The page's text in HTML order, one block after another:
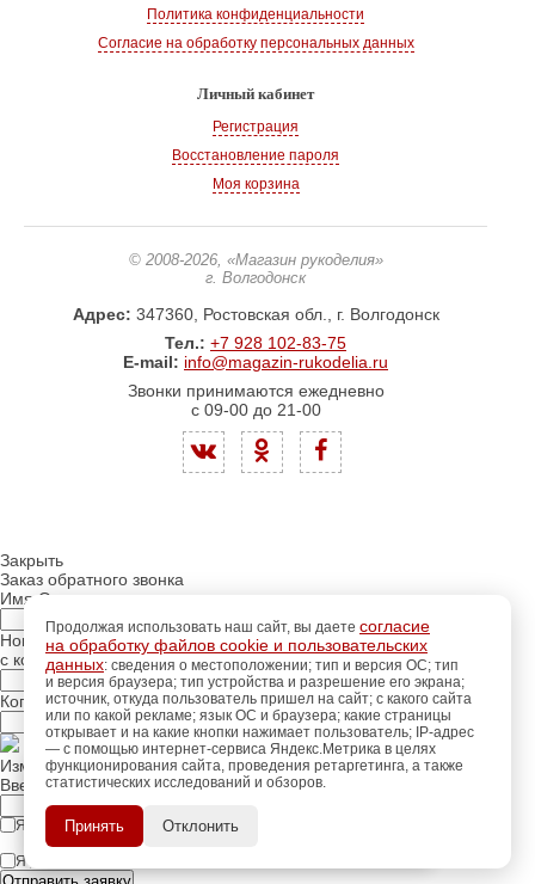
Политика конфиденциальности
Согласие на обработку персональных данных
Личный кабинет
Регистрация
Восстановление пароля
Моя корзина
© 2008-2026, «Магазин рукоделия»
г. Волгодонск
Адрес: 347360, Ростовская обл., г. Волгодонск
Тел.: +7 928 102-83-75
E-mail: info@magazin-rukodelia.ru
Звонки принимаются ежедневно
с 09-00 до 21-00
Продолжая использовать наш сайт, вы даете согласие
на обработку файлов cookie и пользовательских
данных: сведения о местоположении; тип и версия ОС; тип
и версия браузера; тип устройства и разрешение его экрана;
источник, откуда пользователь пришел на сайт; с какого сайта
или по какой рекламе; язык ОС и браузера; какие страницы
открывает и на какие кнопки нажимает пользователь; IP-адрес
— с помощью интернет-сервиса Яндекс.Метрика в целях
функционирования сайта, проведения ретаргетинга, а также
статистических исследований и обзоров.
Принять Отклонить
Закрыть
Заказ обратного звонка
Имя Отчество:
Номер телефона:
с кодом города
Когда позвонить?
Изменить число
Введите текст с картинки:
Я принимаю условия политики конфиденциальности
Я даю согласие на
Отправить заявку
Пройдитерегистрацию для
использования
дополнительных возможностей